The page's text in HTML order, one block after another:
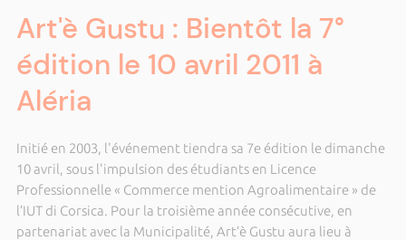
Art'è Gustu : Bientôt la 7°
édition le 10 avril 2011 à
Aléria
Initié en 2003, l'événement tiendra sa 7e édition le dimanche
10 avril, sous l'impulsion des étudiants en Licence
Professionnelle « Commerce mention Agroalimentaire » de
l’IUT di Corsica. Pour la troisième année consécutive, en
partenariat avec la Municipalité, Art’è Gustu aura lieu à